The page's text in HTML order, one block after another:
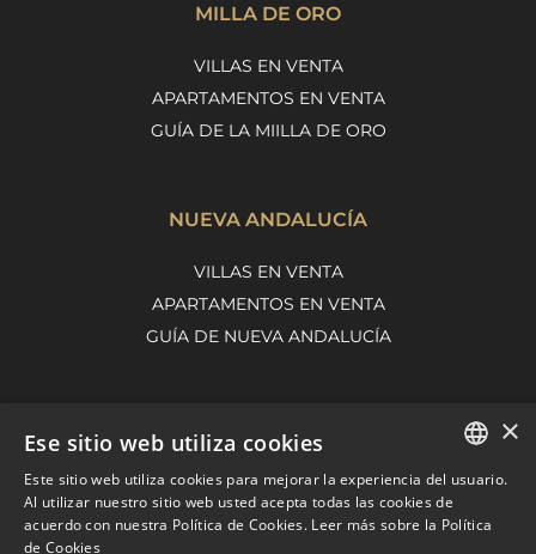
MILLA DE ORO
VILLAS EN VENTA
APARTAMENTOS EN VENTA
GUÍA DE LA MIILLA DE ORO
NUEVA ANDALUCÍA
VILLAS EN VENTA
APARTAMENTOS EN VENTA
GUÍA DE NUEVA ANDALUCÍA
VILLAS EN VENTA
APARTAMENTOS EN VENTA
SPANISH
×
Ese sitio web utiliza cookies
Este sitio web utiliza cookies para mejorar la experiencia del usuario.
Al utilizar nuestro sitio web usted acepta todas las cookies de
acuerdo con nuestra Política de Cookies. Leer más sobre la Política
de Cookies